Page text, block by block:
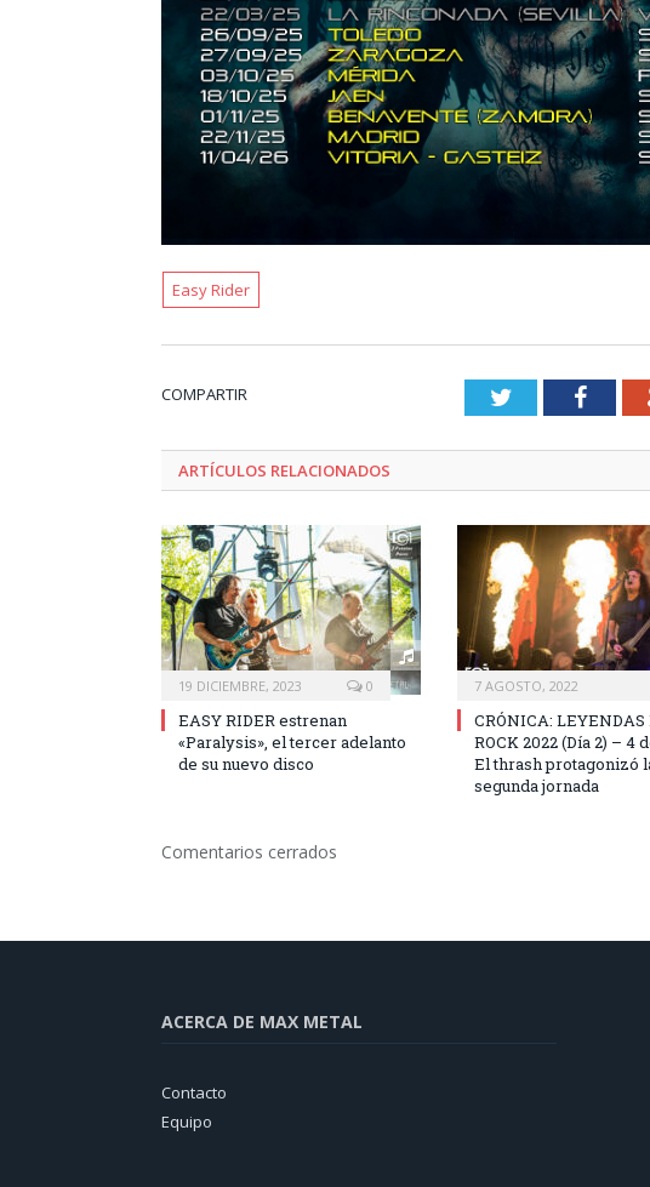
Easy Rider
COMPARTIR Twitter
ARTÍCULOS RELACIONADOS
19 DICIEMBRE, 2023 0
EASY RIDER estrenan
«Paralysis», el tercer adelanto
de su nuevo disco
7 AGOSTO, 2022
CRÓNICA: LEYENDAS
ROCK 2022 (Día 2) – 4
El thrash protagonizó
segunda jornada
Comentarios cerrados
ACERCA DE MAX METAL
Contacto
Equipo